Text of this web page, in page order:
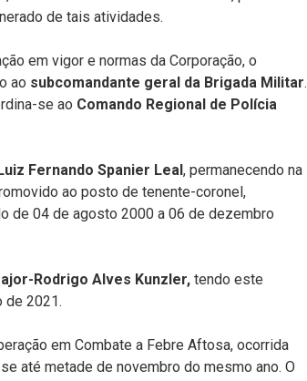
de tais atividades.
em vigor e normas da Corporação, o
ao subcomandante geral da Brigada Militar.
se ao Comando Regional de Polícia
Fernando Spanier Leal, permanecendo na
ao posto de tenente-coronel,
de 04 de agosto 2000 a 06 de dezembro
Rodrigo Alves Kunzler, tendo este
de 2021.
em Combate a Febre Aftosa, ocorrida
até metade de novembro do mesmo ano. O